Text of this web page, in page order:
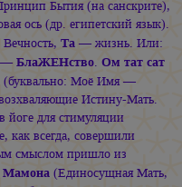
Бытия (на санскрите),
ось (др. египетский язык).
Та — жизнь. Или:
— БлаЖЕНство. Ом тат сат
(буквально: Моё Имя —
Истину-Мать.
йоге для стимуляции
всегда, совершили
смыслом пришло из
Мамона (Единосущная Мать,